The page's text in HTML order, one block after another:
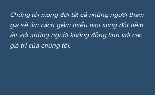
Chúng tôi mong đợi tất cả những người tham
gia sẽ tìm cách giảm thiểu mọi xung đột tiềm
ẩn với những người không đồng tình với các
giá trị của chúng tôi.